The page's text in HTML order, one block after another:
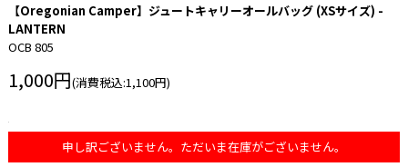
【Oregonian Camper】ジュートキャリーオールバッグ (XSサイズ) -
LANTERN
OCB 805
1,000円(消費税込:1,100円)
申し訳ございません。ただいま在庫がございません。